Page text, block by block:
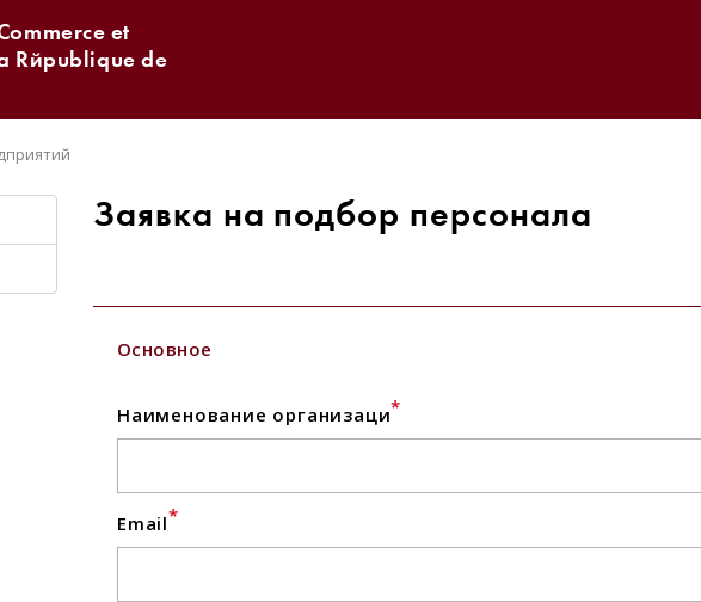
et
République de
Заявка на подбор персонала
Основное
Наименование организаци*
Email*